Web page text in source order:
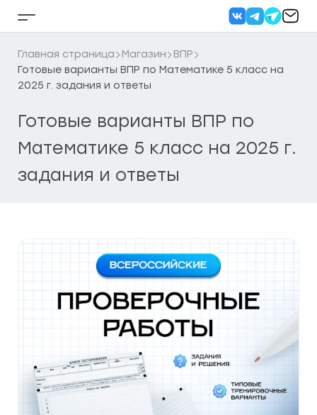
Кнопка
бокового
меню
Главная страница Магазин
ВПР
Готовые варианты ВПР по Математике 5 класс на
2025 г. задания и ответы
Готовые варианты ВПР по
Математике 5 класс на 2025 г.
задания и ответы